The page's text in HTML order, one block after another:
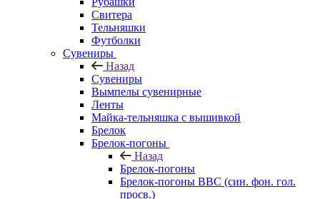
Свитера
Тельняшки
Футболки
Сувениры
Назад
Сувениры
Вымпелы сувенирные
Ленты
Майка-тельняшка с вышивкой
Брелок
Брелок-погоны
Назад
Брелок-погоны
Брелок-погоны ВВС (син. фон. гол.
просв.)